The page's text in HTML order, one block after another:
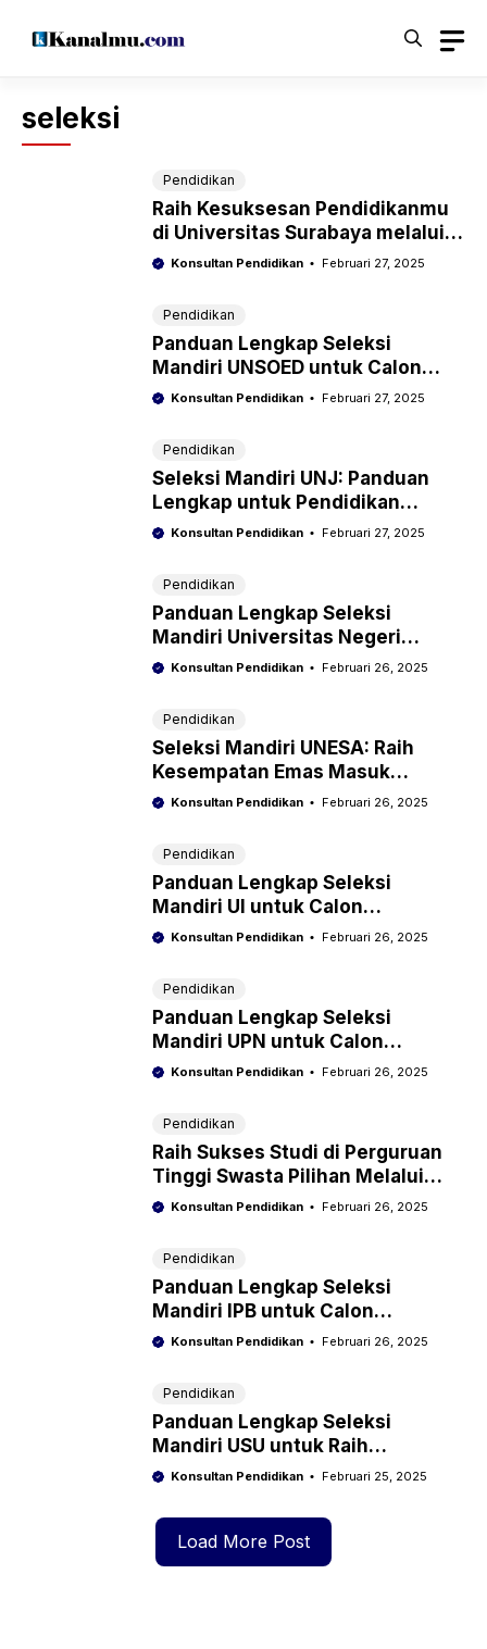
seleksi
Pendidikan
Raih Kesuksesan Pendidikanmu
di Universitas Surabaya melalui
Seleksi Mandiri UBAYA
Konsultan Pendidikan Februari 27, 2025
Pendidikan
Panduan Lengkap Seleksi
Mandiri UNSOED untuk Calon
Mahasiswa Berprestasi
Konsultan Pendidikan Februari 27, 2025
Pendidikan
Seleksi Mandiri UNJ: Panduan
Lengkap untuk Pendidikan
Terbaik
Konsultan Pendidikan Februari 27, 2025
Pendidikan
Panduan Lengkap Seleksi
Mandiri Universitas Negeri
Medan (UNIMED)
Konsultan Pendidikan Februari 26, 2025
Pendidikan
Seleksi Mandiri UNESA: Raih
Kesempatan Emas Masuk
Universitas Unggulan
Konsultan Pendidikan Februari 26, 2025
Pendidikan
Panduan Lengkap Seleksi
Mandiri UI untuk Calon
Mahasiswa Terbaik
Konsultan Pendidikan Februari 26, 2025
Pendidikan
Panduan Lengkap Seleksi
Mandiri UPN untuk Calon
Mahasiswa Unggul
Konsultan Pendidikan Februari 26, 2025
Pendidikan
Raih Sukses Studi di Perguruan
Tinggi Swasta Pilihan Melalui
Seleksi Mandiri!
Konsultan Pendidikan Februari 26, 2025
Pendidikan
Panduan Lengkap Seleksi
Mandiri IPB untuk Calon
Mahasiswa Unggul
Konsultan Pendidikan Februari 26, 2025
Pendidikan
Panduan Lengkap Seleksi
Mandiri USU untuk Raih
Pendidikan Impian
Konsultan Pendidikan Februari 25, 2025
Load More Post